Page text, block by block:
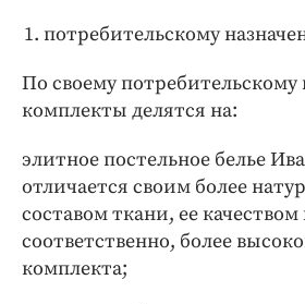
потребительскому
По своему потребительскому
комплекты делятся на:
элитное постельное белье
отличается своим более
составом ткани, ее качеством
соответственно, более
комплекта;